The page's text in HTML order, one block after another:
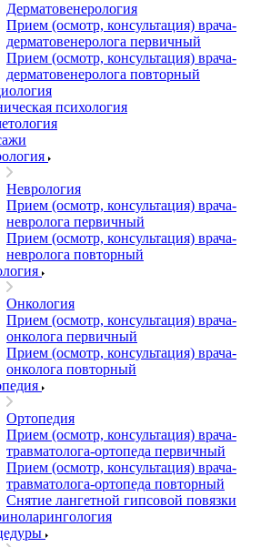
Дерматовенерология
Прием (осмотр, консультация) врача-
дерматовенеролога первичный
Прием (осмотр, консультация) врача-
дерматовенеролога повторный
психология
Неврология
Прием (осмотр, консультация) врача-
невролога первичный
Прием (осмотр, консультация) врача-
невролога повторный
Онкология
Прием (осмотр, консультация) врача-
онколога первичный
Прием (осмотр, консультация) врача-
онколога повторный
Ортопедия
Прием (осмотр, консультация) врача-
травматолога-ортопеда первичный
Прием (осмотр, консультация) врача-
травматолога-ортопеда повторный
Снятие лангетной гипсовой повязки